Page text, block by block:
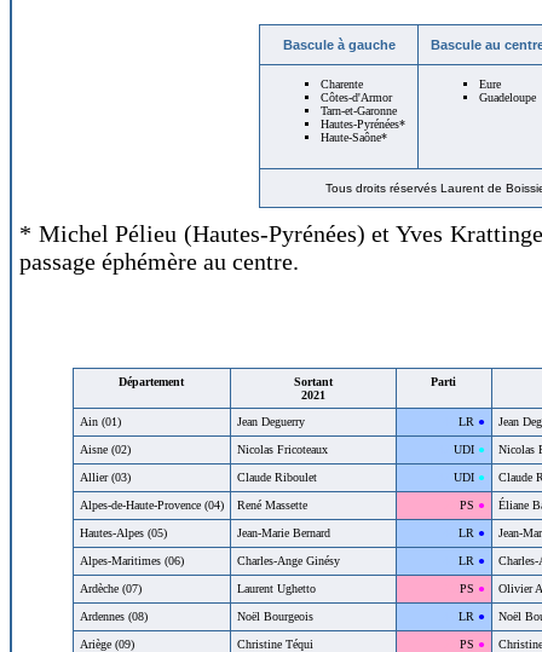
Bascule à gauche Bascule au
Charente
Côtes-d'Armor
Tarn-et-Garonne
Hautes-Pyrénées*
Haute-Saône*
Eure
Guadeloupe
Tous droits réservés Laurent de
* Michel Pélieu (Hautes-Pyrénées) et Yves
passage éphémère au centre.
Département
Sortant
2021
Parti
Ain (01) Jean Deguerry LR ● Jean
Aisne (02) Nicolas Fricoteaux UDI ● Nicolas
Allier (03) Claude Riboulet UDI ● Claude
Alpes-de-Haute-Provence (04) René Massette PS ● Éliane
Hautes-Alpes (05) Jean-Marie Bernard LR ● Jean-
Alpes-Maritimes (06) Charles-Ange Ginésy LR ● Charles-
Ardèche (07) Laurent Ughetto PS ● Olivier
Ardennes (08) Noël Bourgeois LR ● Noël
Ariège (09) Christine Téqui PS ●